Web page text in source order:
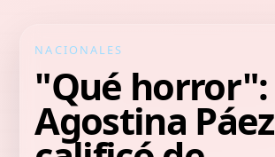
NACIONALES
"Qué horror":
Agostina Páez